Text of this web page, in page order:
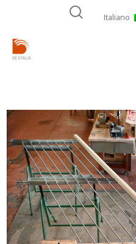
Italiano